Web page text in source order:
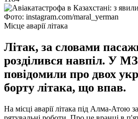
Фото: instagram.com/maral_yerman
Місце аварії літака
Літак, за словами
розділився навпіл. У
повідомили про двох
борту літака, що впав.
На місці аварії літака під Алма-Атою